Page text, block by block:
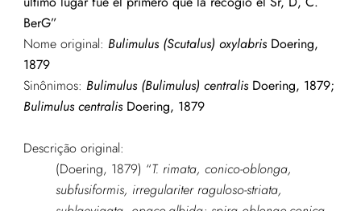
BerG”
Nome original: Bulimulus (Scutalus) oxylabrisDoering,
1879
Sinônimos: Bulimulus (Bulimulus) centralisDoering, 1879;
Bulimulus centralisDoering, 1879
Descrição original:
(Doering, 1879) “T. rimata, conico-oblonga,
subfusiformis, irregulariter raguloso-striata,